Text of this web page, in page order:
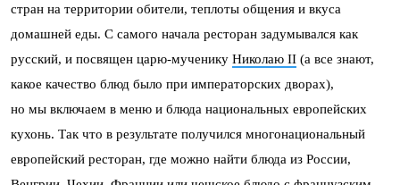
стран на территории обители, теплоты общения и вкуса
домашней еды. С самого начала ресторан задумывался как
русский, и посвящен царю-мученику Николаю II (а все знают,
какое качество блюд было при императорских дворах),
но мы включаем в меню и блюда национальных европейских
кухонь. Так что в результате получился многонациональный
европейский ресторан, где можно найти блюда из России,